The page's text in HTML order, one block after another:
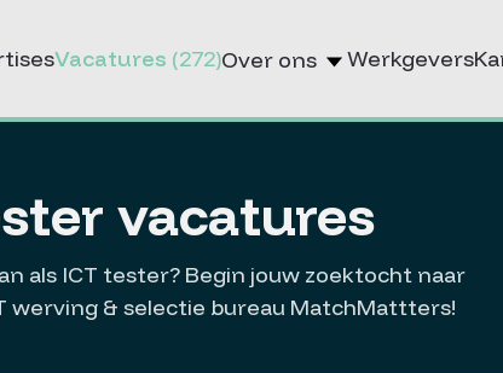
Vacatures (272)Over ons Werkgevers
vacatures
als ICT tester? Begin jouw zoektocht naar
werving & selectie bureau MatchMattters!